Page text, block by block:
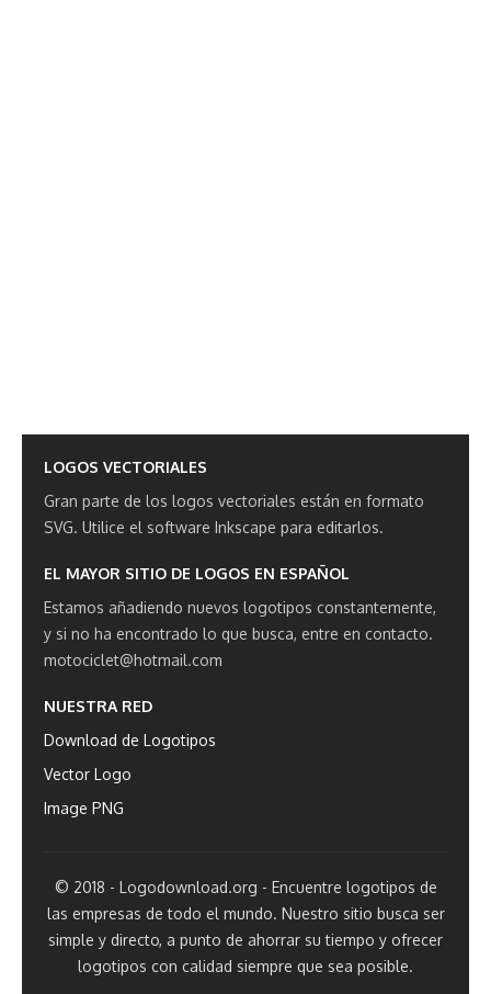
LOGOS VECTORIALES
Gran parte de los logos vectoriales están en formato
SVG. Utilice el software Inkscape para editarlos.
EL MAYOR SITIO DE LOGOS EN ESPAÑOL
Estamos añadiendo nuevos logotipos constantemente,
y si no ha encontrado lo que busca, entre en contacto.
motociclet@hotmail.com
NUESTRA RED
Download de Logotipos
Vector Logo
Image PNG
© 2018 - Logodownload.org - Encuentre logotipos de
las empresas de todo el mundo. Nuestro sitio busca ser
simple y directo, a punto de ahorrar su tiempo y ofrecer
logotipos con calidad siempre que sea posible.